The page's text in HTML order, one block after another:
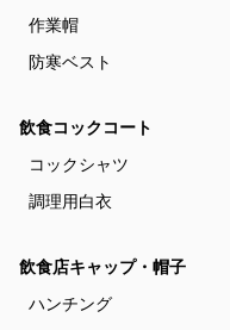
作業帽
防寒ベスト
飲食コックコート
コックシャツ
調理用白衣
飲食店キャップ・帽子
ハンチング